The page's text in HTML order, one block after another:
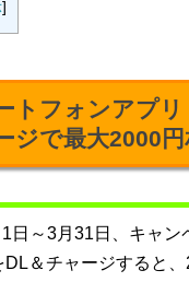
]
トフォンアプ
ジで最大2000
日～3月31日、キャ
DL＆チャージすると